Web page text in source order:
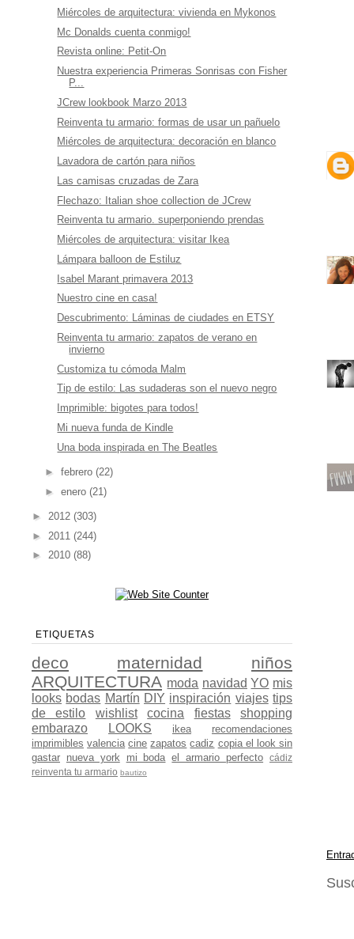
Miércoles de arquitectura: vivienda en Mykonos
Mc Donalds cuenta conmigo!
Revista online: Petit-On
Nuestra experiencia Primeras Sonrisas con Fisher
P...
JCrew lookbook Marzo 2013
Reinventa tu armario: formas de usar un pañuelo
Miércoles de arquitectura: decoración en blanco
Lavadora de cartón para niños
Las camisas cruzadas de Zara
Flechazo: Italian shoe collection de JCrew
Reinventa tu armario. superponiendo prendas
Miércoles de arquitectura: visitar Ikea
Lámpara balloon de Estiluz
Isabel Marant primavera 2013
Nuestro cine en casa!
Descubrimento: Láminas de ciudades en ETSY
Reinventa tu armario: zapatos de verano en
invierno
Customiza tu cómoda Malm
Tip de estilo: Las sudaderas son el nuevo negro
Imprimible: bigotes para todos!
Mi nueva funda de Kindle
Una boda inspirada en The Beatles
► febrero (22)
► enero (21)
► 2012 (303)
► 2011 (244)
► 2010 (88)
ETIQUETAS
deco maternidad
niños
ARQUITECTURA moda navidad YO mis
looks bodas Martín DIY inspiración viajes tips
de estilo
wishlist cocina fiestas
shopping
embarazo
LOOKS ikea
recomendaciones
imprimibles valencia cine zapatos cadiz copia el look sin
gastar nueva york mi boda el armario perfecto
cádiz
reinventa tu armario bautizo